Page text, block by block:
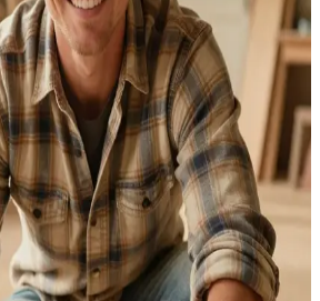
모어 (James
, 제임스 휘트모어